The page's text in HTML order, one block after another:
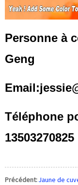
Personne à
Geng
Téléphone
13503270825
Précédent:Jaune de